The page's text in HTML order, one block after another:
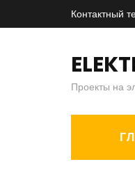
к
Контактный
Проекты на